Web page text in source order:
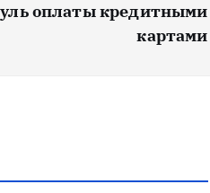
оплаты кредитными
картами